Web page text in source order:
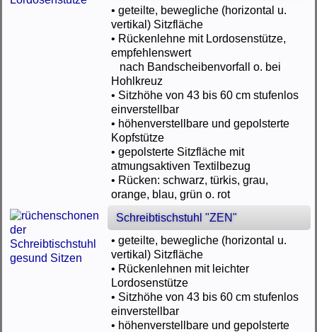
• geteilte, bewegliche (horizontal u.
vertikal) Sitzfläche
• Rückenlehne mit Lordosenstütze,
empfehlenswert
nach Bandscheibenvorfall o. bei
Hohlkreuz
• Sitzhöhe von 43 bis 60 cm stufenlos
einverstellbar
• höhenverstellbare und gepolsterte
Kopfstütze
• gepolsterte Sitzfläche mit
atmungsaktiven Textilbezug
• Rücken: schwarz, türkis, grau,
orange, blau, grün o. rot
Schreibtischstuhl "ZEN"
• geteilte, bewegliche (horizontal u.
vertikal) Sitzfläche
• Rückenlehnen mit leichter
Lordosenstütze
• Sitzhöhe von 43 bis 60 cm stufenlos
einverstellbar
• höhenverstellbare und gepolsterte